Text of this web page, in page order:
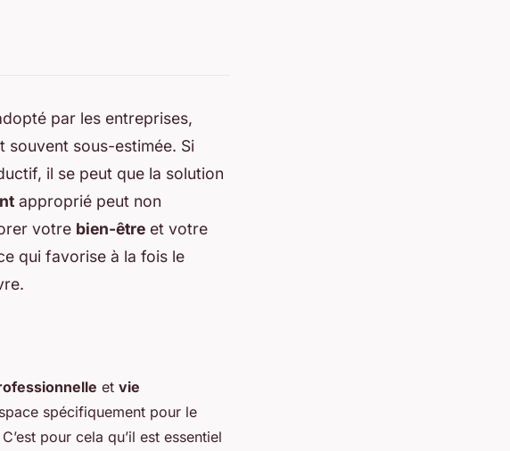
par les entreprises,
souvent sous-estimée. Si
il se peut que la solution
approprié peut non
votre bien-être et votre
qui favorise à la fois le
et vie
spécifiquement pour le
pour cela qu’il est essentiel